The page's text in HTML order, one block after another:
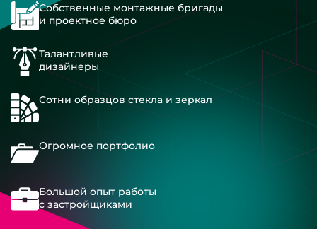
Собственные монтажные бригады
и проектное бюро
Талантливые
дизайнеры
Сотни образцов стекла и зеркал
Огромное портфолио
Большой опыт работы
с застройщиками